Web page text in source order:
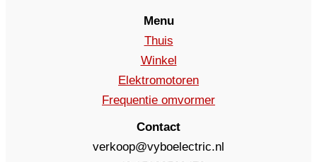
Menu
Thuis
Winkel
Elektromotoren
Frequentie omvormer
Contact
verkoop@vyboelectric.nl